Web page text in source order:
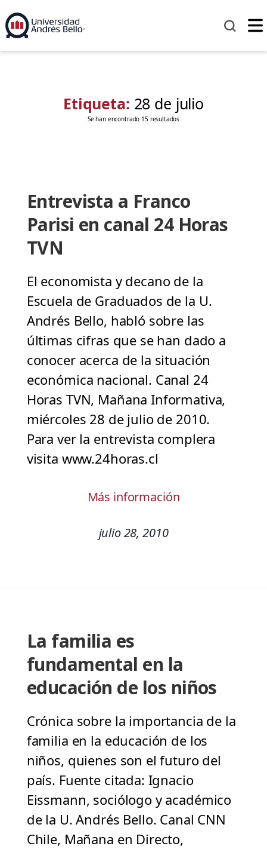
Etiqueta: 28 de julio
Se han encontrado 15 resultados
Entrevista a Franco
Parisi en canal 24 Horas
TVN
El economista y decano de la
Escuela de Graduados de la U.
Andrés Bello, habló sobre las
últimas cifras que se han dado a
conocer acerca de la situación
económica nacional. Canal 24
Horas TVN, Mañana Informativa,
miércoles 28 de julio de 2010.
Para ver la entrevista complera
visita www.24horas.cl
Más información
julio 28, 2010
La familia es
fundamental en la
educación de los niños
Crónica sobre la importancia de la
familia en la educación de los
niños, quienes son el futuro del
país. Fuente citada: Ignacio
Eissmann, sociólogo y académico
de la U. Andrés Bello. Canal CNN
Chile, Mañana en Directo,